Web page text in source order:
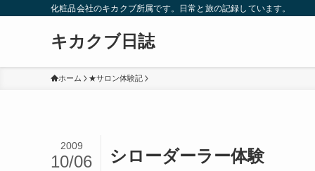
化粧品会社のキカクブ所属です。日常と旅の記録しています。
キカクブ日誌
ホーム ★サロン体験記
シローダーラー体験
2009
10/06